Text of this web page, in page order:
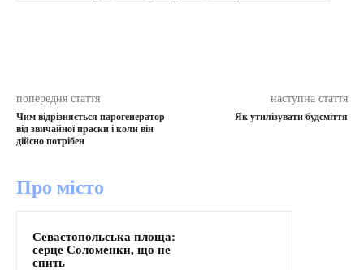
попередня стаття
Чим відрізняється парогенератор
від звичайної праски і коли він
дійсно потрібен
наступна стаття
Як утилізувати будсміття
Про місто
Севастопольська площа:
серце Соломенки, що не
спить